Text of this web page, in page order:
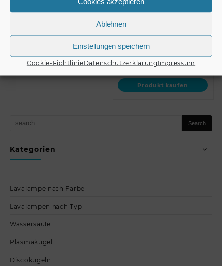
Ablehnen
Einstellungen speichern
Cookie-RichtlinieDatenschutzerklärung Impressum
Kategorien
Lavalampe nach Farbe
Lavalampen nach Typ
Wassersäule
Plasmakugel
Discokugeln
schwarz // OMNITRONIC
PA-Surface Housing
Produkt kaufen
OMNITRONIC PA
Surface Housing white
€8,50
Produkt kaufen